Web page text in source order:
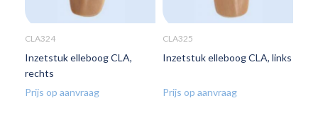
CLA324
Inzetstuk elleboog CLA,
rechts
Prijs op aanvraag
CLA325
Inzetstuk elleboog CLA, links
Prijs op aanvraag